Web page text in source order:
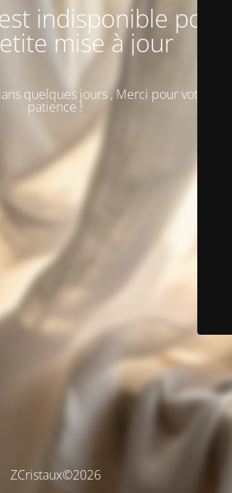
indisponible pour
mise à jour
quelques jours , Merci pour votre
patience !
ZCristaux©2026